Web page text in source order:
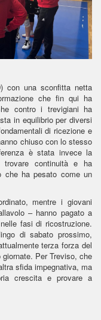
con una sconfitta netta
che fin qui ha
contro i trevigiani ha
in equilibrio per diversi
di ricezione e
chiuso con lo stesso
è stata invece la
trovare continuità e ha
che ha pesato come un
mentre i giovani
– hanno pagato a
fasi di ricostruzione.
di sabato prossimo,
terza forza del
Per Treviso, che
sfida impegnativa, ma
crescita e provare a